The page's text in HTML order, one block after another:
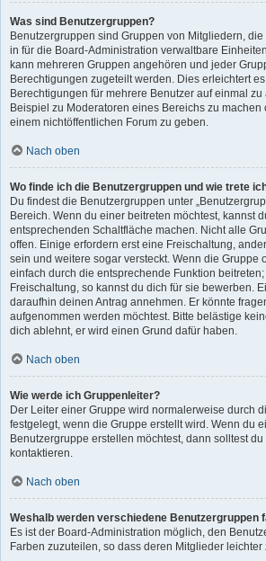
Was sind Benutzergruppen?
Benutzergruppen sind Gruppen von Mitgliedern,
in für die Board-Administration verwaltbare
kann mehreren Gruppen angehören und jeder
Berechtigungen zugeteilt werden. Dies erleichtert
Berechtigungen für mehrere Benutzer auf einmal
Beispiel zu Moderatoren eines Bereichs zu machen
einem nichtöffentlichen Forum zu geben.
Nach oben
Wo finde ich die Benutzergruppen und wie trete
Du findest die Benutzergruppen unter
Bereich. Wenn du einer beitreten möchtest, kannst
entsprechenden Schaltfläche machen. Nicht alle
offen. Einige erfordern erst eine Freischaltung,
sein und weitere sogar versteckt. Wenn die Gruppe
einfach durch die entsprechende Funktion
Freischaltung, so kannst du dich für sie bewerben.
daraufhin deinen Antrag annehmen. Er könnte
aufgenommen werden möchtest. Bitte belästige
dich ablehnt, er wird einen Grund dafür haben.
Nach oben
Wie werde ich Gruppenleiter?
Der Leiter einer Gruppe wird normalerweise durch
festgelegt, wenn die Gruppe erstellt wird. Wenn du
Benutzergruppe erstellen möchtest, dann solltest
kontaktieren.
Nach oben
Weshalb werden verschiedene Benutzergruppen
Es ist der Board-Administration möglich, den
Farben zuzuteilen, so dass deren Mitglieder